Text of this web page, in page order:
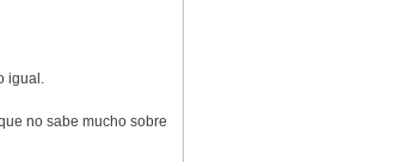
igual.
no sabe mucho sobre